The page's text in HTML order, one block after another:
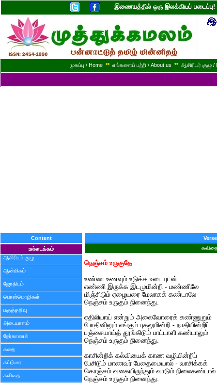
இணையத்தில் ஒரு இலக்கியப்
முகப்பு / Home ** எங்களைப் பற்றி / About us ** ஆசிரியர் குழு
Content
உள்ளடக்கம்
ஆசிரியர் குழு
ஆன்மிகம்
ஜோதிடம்
பொன்மொழிகள்
பகுத்தறிவு
அடையாளம்
நேர்காணல்
கதை
கட்டுரை
கவிதை
Verse
நெஞ்சம் உருகுதே
உண்ண உணவும் உடுக்க உடையுடன்
எண்ணி இருக்க இடமுமின்றி - மண்ணிலே
மிஞ்சிடும் ஏழையரை மேலாகக் கண்டாலே
நெஞ்சம் உருகும் நினைந்து.
ஏதிலியாய் என்றும் அலைவோரைக் கண்ணுறும்
போதினிலும் எங்கும் புகலுமின்றி - நாதியின்றிப்
பஞ்சையாய்த் தூங்கிடும் பாட்டாளி கண்டாலும்
நெஞ்சம் உருகும் நினைந்து.
காசின்றிக் கல்வியைக் காண வழியின்றிப்
பேசிடும் மாணவர் பேதைமையால் - வாசிக்கக்
கொஞ்சம் வகையிருந்தும் வாடும் நிலைகண்டால்
நெஞ்சம் உருகும் நினைந்து.